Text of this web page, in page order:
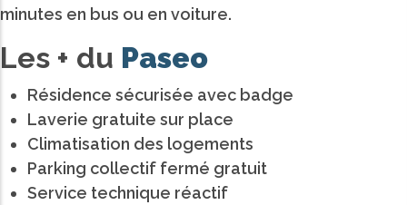
minutes en bus ou en voiture.
Les + du Paseo
Résidence sécurisée avec badge
Laverie gratuite sur place
Climatisation des logements
Parking collectif fermé gratuit
Service technique réactif